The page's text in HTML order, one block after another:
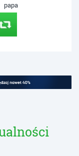
papa